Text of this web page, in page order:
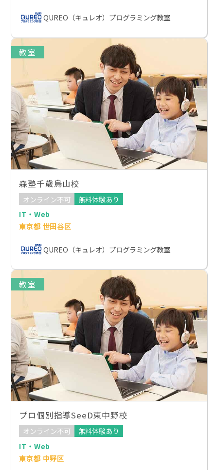
QUREO（キュレオ）プログラミング教室
教室
森塾千歳烏山校
オンライン不可
無料体験あり
IT・Web
東京都 世田谷区
QUREO（キュレオ）プログラミング教室
教室
プロ個別指導SeeD東中野校
オンライン不可
無料体験あり
IT・Web
東京都 中野区